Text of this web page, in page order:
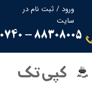
ورود / ثبت نام در
سایت
حساب کاربری من
تغییر گذر واژه
سفارشات
88308005 - 88300710-88300740
کپی تک